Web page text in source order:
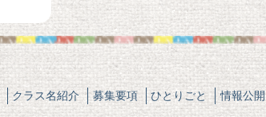
クラス名紹介 募集要項 ひとりごと
情報公開